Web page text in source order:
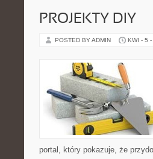
PROJEKTY DIY
POSTED BY ADMIN KWI - 5
portal, który pokazuje, że